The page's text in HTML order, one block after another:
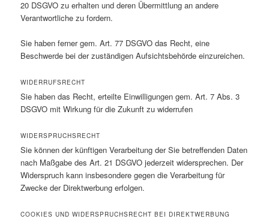
20 DSGVO zu erhalten und deren Übermittlung an andere
Verantwortliche zu fordern.
Sie haben ferner gem. Art. 77 DSGVO das Recht, eine
Beschwerde bei der zuständigen Aufsichtsbehörde einzureichen.
WIDERRUFSRECHT
Sie haben das Recht, erteilte Einwilligungen gem. Art. 7 Abs. 3
DSGVO mit Wirkung für die Zukunft zu widerrufen
WIDERSPRUCHSRECHT
Sie können der künftigen Verarbeitung der Sie betreffenden Daten
nach Maßgabe des Art. 21 DSGVO jederzeit widersprechen. Der
Widerspruch kann insbesondere gegen die Verarbeitung für
Zwecke der Direktwerbung erfolgen.
COOKIES UND WIDERSPRUCHSRECHT BEI DIREKTWERBUNG